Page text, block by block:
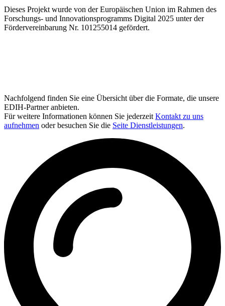
Dieses Projekt wurde von der Europäischen Union im Rahmen des
Forschungs- und Innovationsprogramms Digital 2025 unter der
Fördervereinbarung Nr. 101255014 gefördert.
Nachfolgend finden Sie eine Übersicht über die Formate, die unsere
EDIH-Partner anbieten.
Für weitere Informationen können Sie jederzeit Kontakt zu uns
aufnehmen oder besuchen Sie die Seite Dienstleistungen.